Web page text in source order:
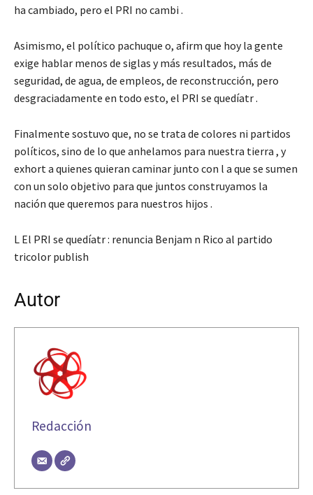
ha cambiado, pero el PRI no cambi .
Asimismo, el político pachuque o, afirm que hoy la gente
exige hablar menos de siglas y más resultados, más de
seguridad, de agua, de empleos, de reconstrucción, pero
desgraciadamente en todo esto, el PRI se quedíatr .
Finalmente sostuvo que, no se trata de colores ni partidos
políticos, sino de lo que anhelamos para nuestra tierra , y
exhort a quienes quieran caminar junto con l a que se sumen
con un solo objetivo para que juntos construyamos la
nación que queremos para nuestros hijos .
L El PRI se quedíatr : renuncia Benjam n Rico al partido
tricolor publish
Autor
Redacción